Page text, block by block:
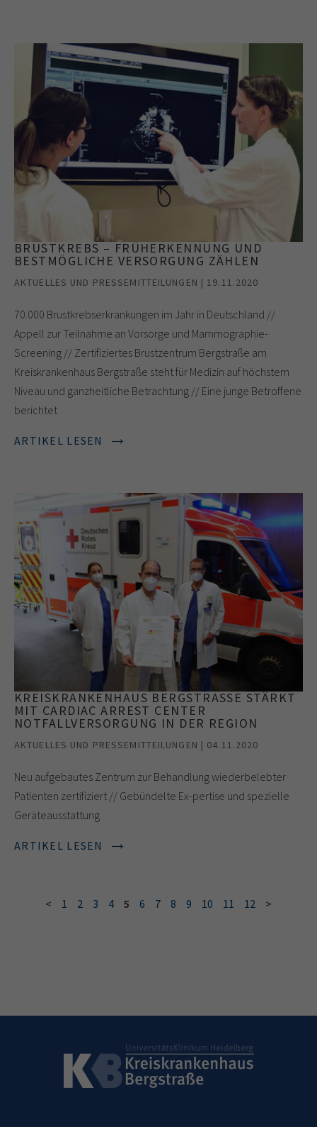
BRUSTKREBS – FRÜHERKENNUNG UND
BESTMÖGLICHE VERSORGUNG ZÄHLEN
AKTUELLES UND PRESSEMITTEILUNGEN | 19.11.2020
70.000 Brustkrebserkrankungen im Jahr in Deutschland //
Appell zur Teilnahme an Vorsorge und Mammographie-
Screening // Zertifiziertes Brustzentrum Bergstraße am
Kreiskrankenhaus Bergstraße steht für Medizin auf höchstem
Niveau und ganzheitliche Betrachtung // Eine junge Betroffene
berichtet
ARTIKEL LESEN
KREISKRANKENHAUS BERGSTRASSE STÄRKT M
IT CARDIAC ARREST CENTER N
OTFALLVERSORGUNG IN DER REGION
AKTUELLES UND PRESSEMITTEILUNGEN | 04.11.2020
Neu aufgebautes Zentrum zur Behandlung wiederbelebter
Patienten zertifiziert // Gebündelte Ex-pertise und spezielle
Geräteausstattung
ARTIKEL LESEN
< 1 2 3 4 5 6 7 8 9 10 11 12 >